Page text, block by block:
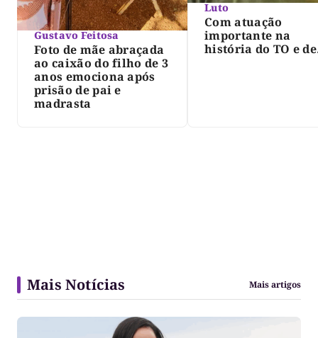
Gustavo Feitosa
Foto de mãe abraçada
ao caixão do filho de 3
anos emociona após
prisão de pai e
madrasta
Luto
Com atuação
importante na
história do TO e de
Mais Notícias Mais artigos